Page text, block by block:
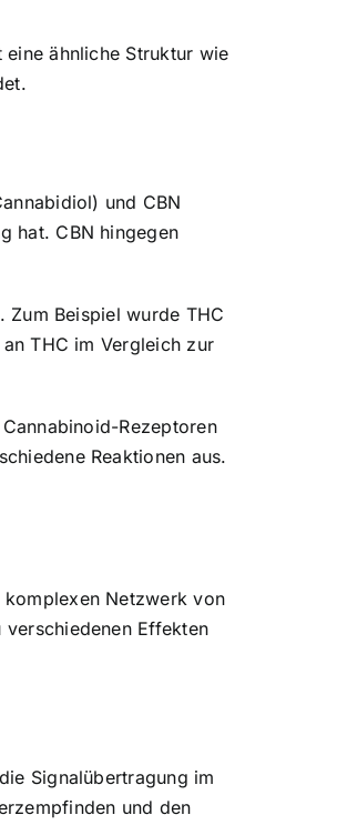
ähnliche Struktur wie
und CBN
hat. CBN hingegen
Beispiel wurde THC
THC im Vergleich zur
Rezeptoren
Reaktionen aus.
Netzwerk von
Effekten
Signalübertragung im
und den